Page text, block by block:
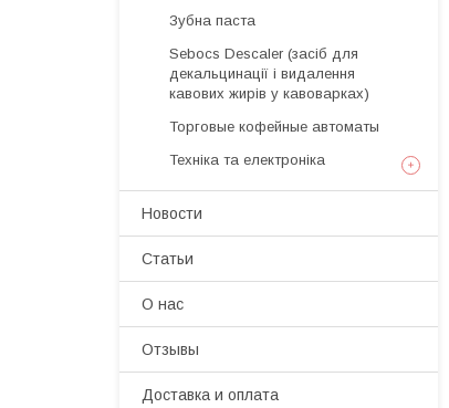
Зубна паста
Sebocs Descaler (засіб для
декальцинації і видалення
кавових жирів у кавоварках)
Торговые кофейные автоматы
Техніка та електроніка
Новости
Статьи
О нас
Отзывы
Доставка и оплата